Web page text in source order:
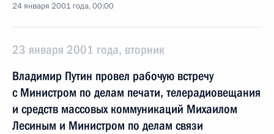
24 января 2001 года, 00:00
23 января 2001 года, вторник
Владимир Путин провел рабочую встречу
с Министром по делам печати, телерадиовещания
и средств массовых коммуникаций Михаилом
Лесиным и Министром по делам связи